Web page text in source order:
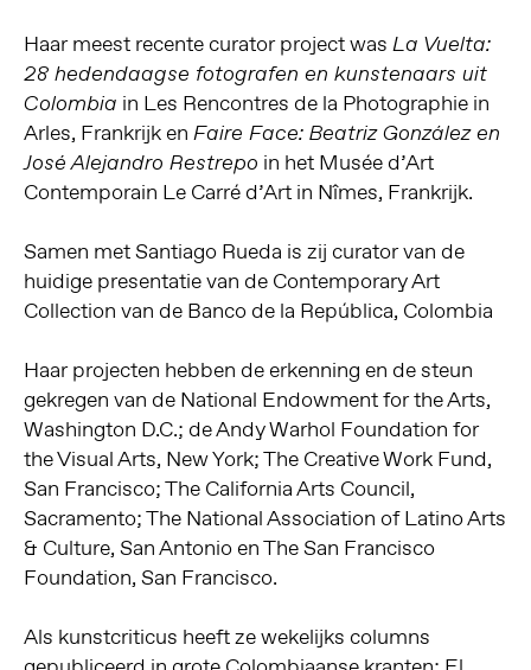
Haar meest recente curator project was La Vuelta:
28 hedendaagse fotografen en kunstenaars uit
Colombia in Les Rencontres de la Photographie in
Arles, Frankrijk en Faire Face: Beatriz González en
José Alejandro Restrepo in het Musée d’Art
Contemporain Le Carré d’Art in Nîmes, Frankrijk.
Samen met Santiago Rueda is zij curator van de
huidige presentatie van de Contemporary Art
Collection van de Banco de la República, Colombia
Haar projecten hebben de erkenning en de steun
gekregen van de National Endowment for the Arts,
Washington D.C.; de Andy Warhol Foundation for
the Visual Arts, New York; The Creative Work Fund,
San Francisco; The California Arts Council,
Sacramento; The National Association of Latino Arts
& Culture, San Antonio en The San Francisco
Foundation, San Francisco.
Als kunstcriticus heeft ze wekelijks columns